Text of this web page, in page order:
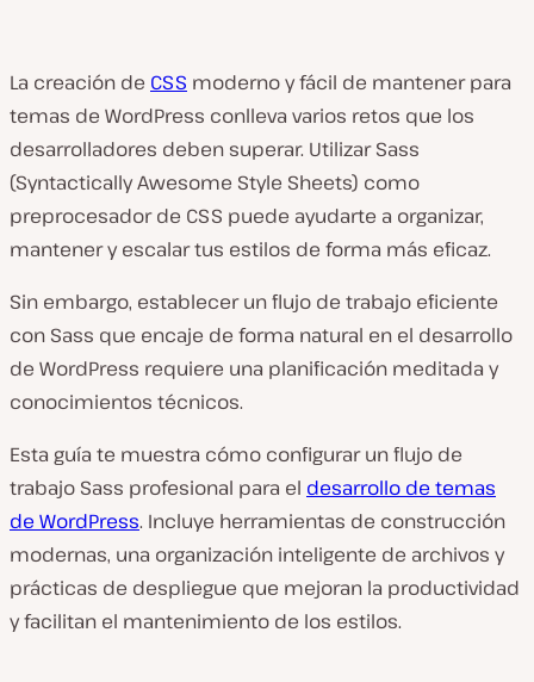
La creación de CSS moderno y fácil de mantener para
temas de WordPress conlleva varios retos que los
desarrolladores deben superar. Utilizar Sass
(Syntactically Awesome Style Sheets) como
preprocesador de CSS puede ayudarte a organizar,
mantener y escalar tus estilos de forma más eficaz.
Sin embargo, establecer un flujo de trabajo eficiente
con Sass que encaje de forma natural en el desarrollo
de WordPress requiere una planificación meditada y
conocimientos técnicos.
Esta guía te muestra cómo configurar un flujo de
trabajo Sass profesional para el desarrollo de temas
de WordPress. Incluye herramientas de construcción
modernas, una organización inteligente de archivos y
prácticas de despliegue que mejoran la productividad
y facilitan el mantenimiento de los estilos.